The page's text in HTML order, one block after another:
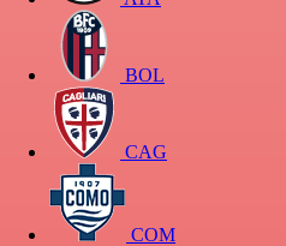
BOL
CAG
COM